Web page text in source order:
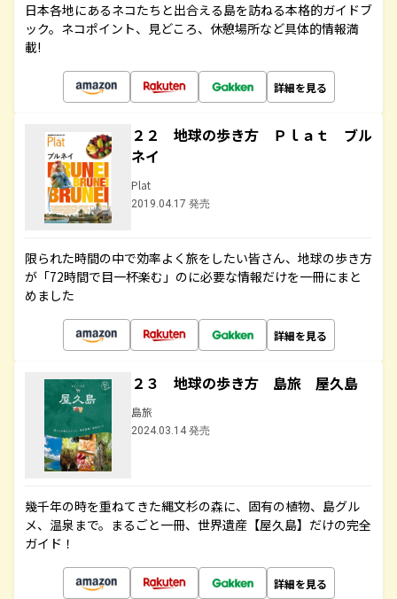
日本各地にあるネコたちと出合える島を訪ねる本格的ガイドブ
ック。ネコポイント、見どころ、休憩場所など具体的情報満
載!
詳細を見る
２２ 地球の歩き方 Ｐｌａｔ ブル
ネイ
Plat
2019.04.17 発売
限られた時間の中で効率よく旅をしたい皆さん、地球の歩き方
が「72時間で目一杯楽む」のに必要な情報だけを一冊にまと
めました
詳細を見る
２３ 地球の歩き方 島旅 屋久島
島旅
2024.03.14 発売
幾千年の時を重ねてきた縄文杉の森に、固有の植物、島グル
メ、温泉まで。まるごと一冊、世界遺産【屋久島】だけの完全
ガイド！
詳細を見る